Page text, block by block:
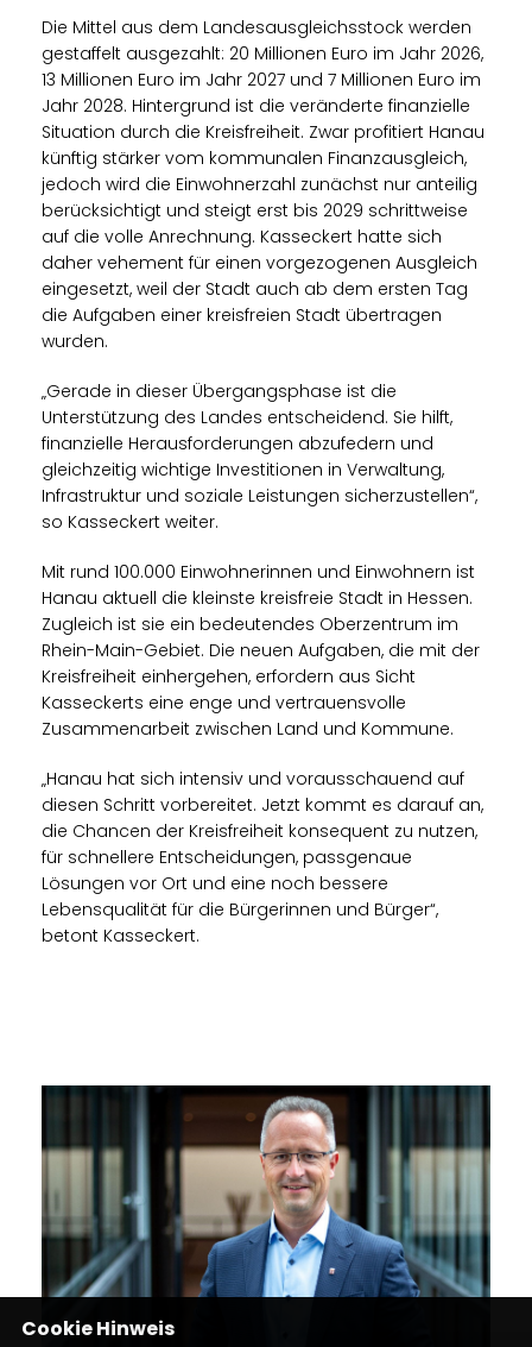
Die Mittel aus dem Landesausgleichsstock werden
gestaffelt ausgezahlt: 20 Millionen Euro im Jahr 2026,
13 Millionen Euro im Jahr 2027 und 7 Millionen Euro im
Jahr 2028. Hintergrund ist die veränderte finanzielle
Situation durch die Kreisfreiheit. Zwar profitiert Hanau
künftig stärker vom kommunalen Finanzausgleich,
jedoch wird die Einwohnerzahl zunächst nur anteilig
berücksichtigt und steigt erst bis 2029 schrittweise
auf die volle Anrechnung. Kasseckert hatte sich
daher vehement für einen vorgezogenen Ausgleich
eingesetzt, weil der Stadt auch ab dem ersten Tag
die Aufgaben einer kreisfreien Stadt übertragen
wurden.
Gerade in dieser Übergangsphase ist die
Unterstützung des Landes entscheidend. Sie hilft,
finanzielle Herausforderungen abzufedern und
gleichzeitig wichtige Investitionen in Verwaltung,
Infrastruktur und soziale Leistungen sicherzustellen“,
so Kasseckert weiter.
Mit rund 100.000 Einwohnerinnen und Einwohnern ist
Hanau aktuell die kleinste kreisfreie Stadt in Hessen.
Zugleich ist sie ein bedeutendes Oberzentrum im
Rhein-Main-Gebiet. Die neuen Aufgaben, die mit der
Kreisfreiheit einhergehen, erfordern aus Sicht
Kasseckerts eine enge und vertrauensvolle
Zusammenarbeit zwischen Land und Kommune.
Hanau hat sich intensiv und vorausschauend auf
diesen Schritt vorbereitet. Jetzt kommt es darauf an,
die Chancen der Kreisfreiheit konsequent zu nutzen,
für schnellere Entscheidungen, passgenaue
Lösungen vor Ort und eine noch bessere
Lebensqualität für die Bürgerinnen und Bürger“,
betont Kasseckert.
Cookie Hinweis